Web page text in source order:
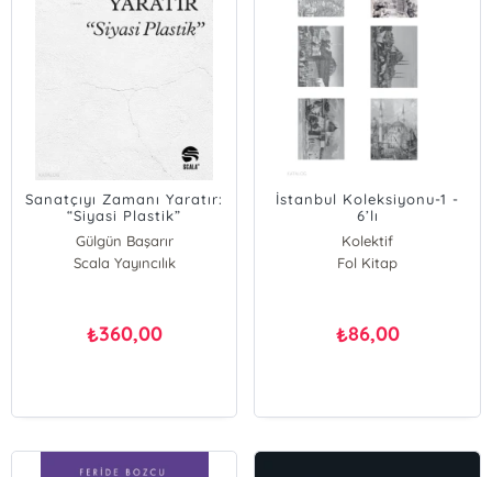
Sanatçıyı Zamanı Yaratır:
“Siyasi Plastik”
Gülgün Başarır
Scala Yayıncılık
₺360,00
İstanbul Koleksiyonu-1 -
6’lı
Kolektif
Fol Kitap
₺86,00